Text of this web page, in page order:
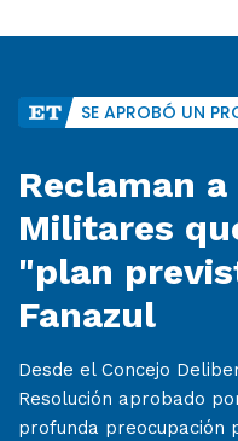
SE APROBÓ UN
Reclaman
Militares
"plan
Fanazul
Desde el Concejo
Resolución aprobado
profunda preocupación